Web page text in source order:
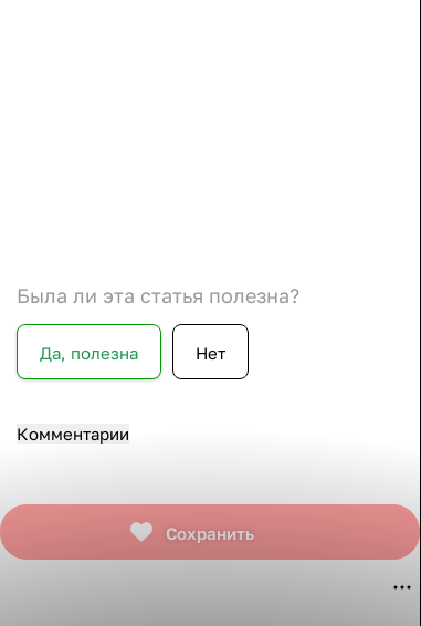
Была ли эта статья полезна?
Да, полезна Нет
Комментарии
Сохранить